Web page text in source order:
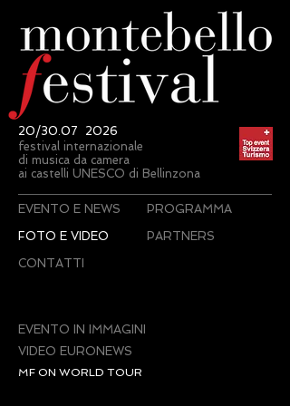
20/30.07 2026
festival internazionale
di musica da camera
ai castelli UNESCO di Bellinzona
EVENTO E NEWS
PROGRAMMA
FOTO E VIDEO
PARTNERS
CONTATTI
EVENTO IN IMMAGINI
VIDEO EURONEWS
MF ON WORLD TOUR